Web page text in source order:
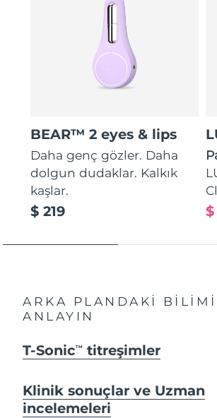
BEAR™ 2 eyes & lips
Daha genç gözler. Daha
dolgun dudaklar. Kalkık
kaşlar.
$ 219 $
ARKA PLANDAKİ BİLİMİ
ANLAYIN
T-SonicTM titreşimler
Klinik sonuçlar ve Uzman
incelemeleri